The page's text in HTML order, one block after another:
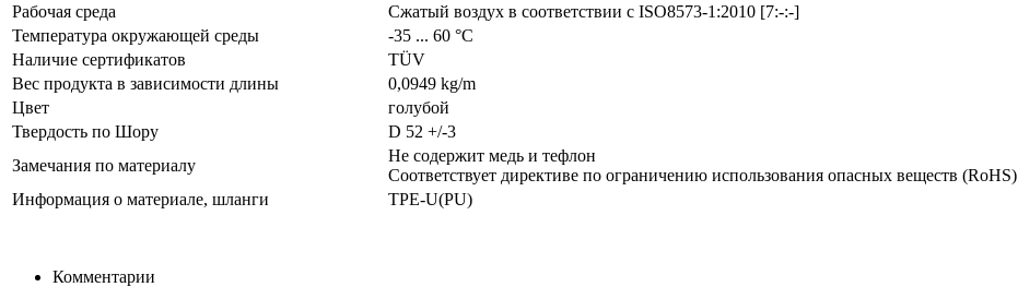
Рабочая среда
Сжатый воздух в соответствии с ISO8573-1:2010 [7:-:-]
Температура окружающей среды
-35 ... 60 °C
Наличие сертификатов
TÜV
Вес продукта в зависимости длины
0,0949 kg/m
Цвет
голубой
Твердость по Шору
D 52 +/-3
Замечания по материалу
Не содержит медь и тефлон
Соответствует директиве по ограничению использования опасных веществ (RoHS)
Информация о материале, шланги
TPE-U(PU)
Комментарии